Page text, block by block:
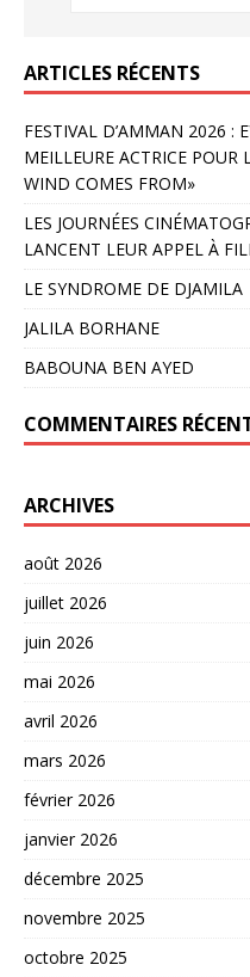
ARTICLES RÉCENTS
FESTIVAL D’AMMAN 2026 :
MEILLEURE ACTRICE
WIND COMES FROM»
LES JOURNÉES
LANCENT LEUR APPEL À
LE SYNDROME DE DJAMILA
JALILA BORHANE
BABOUNA BEN AYED
COMMENTAIRES
ARCHIVES
août 2026
juillet 2026
juin 2026
mai 2026
avril 2026
mars 2026
février 2026
janvier 2026
décembre 2025
novembre 2025
octobre 2025